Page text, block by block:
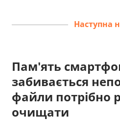
Наступна
Пам'ять
забивається
файли потрібно
очищати